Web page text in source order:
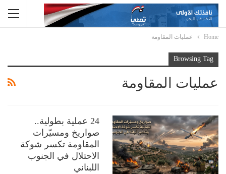
Home عمليات المقاومة
Browsing Tag
عمليات المقاومة
24 عملية بطولية..
صواريخ ومسيّرات
المقاومة تكسر شوكة
الاحتلال في الجنوب
اللبناني